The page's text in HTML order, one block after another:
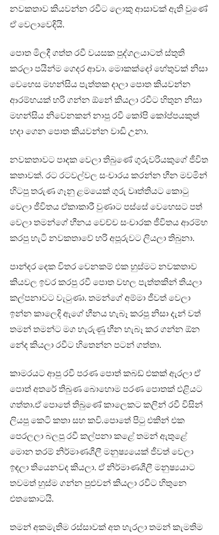
නවකතාව කියවන්න රවීට ලොකු ආසාවක් ඇති වුණේ
ඒ වෙලාවෙදියි.
පොත මිලදී ගත්ත රවී වයසක පුද්ගලයාටත් ස්තුති
කරලා පයින්ම ගෙදර ආවා. මොකක්දෝ හේතුවක් නිසා
වෙහෙස මහන්සිය පැත්තක දාලා පොත කියවන්න
ආරම්භයක් හරි ගන්න ඕනේ කියලා රවීට හිතුන නිසා
මහන්සිය නිවෙනකන් නාපු රවී කෝපි කෝප්පයකුත්
හදා ගෙන පොත කියවන්න වාඩි උනා.
නවකතාවට පාදක වෙලා තිබුණේ ගුරුවරියකුගේ ජීවිත
කතාවක්. රට රටවල්වල සංචාරය කරන්න හීන මවමින්
හිටපු තරුණ ගෑනු ළමයෙක් ගුරු වෘත්තියට කොටු
වෙලා ජීවිතය ඒකාකාරී වුණාට පස්සේ වෙහෙසට පත්
වෙලා තමන්ගේ හීනය වෙච්ච සංචාරක ජීවිතය ආරම්භ
කරපු හැටි නවකතාවේ හරි අපූරුවට ලියලා තිබුනා.
පාන්දර දෙක විතර වෙනකම් එක හුස්මට නවකතාව
කියවල ඉවර කරපු රවී පොත වහල පැත්තකින් තියලා
කල්පනාවට වැටුණා. තමන්ගේ අම්මා ජීවත් වෙලා
ඉන්න කාලෙදි ඇගේ හීනය හැබෑ කරපු නිසා දැන් වත්
තමන් තමන්ට මග හැරුණු හීන හැබෑ කර ගන්න ඕන
නේද කියලා රවීට හිතෙන්න පටන් ගත්තා.
කාමරයට ආපු රවී පරණ පොත් කබඩ් එකක් ඇරලා ඒ
පොත් අතරේ තිබුණ බොහොම පරණ පොතක් එළියට
ගත්තා.ඒ පොතේ තිබුණේ කාලෙකට කලින් රවී විසින්
ලියපු කෙටි කතා සහ කවි.පොතේ පිටු එකින් එක
පෙරලලා බලපු රවී කල්පනා කළේ තමන් ඇතුළේ
මොන තරම් නිර්මාණශීලී මනුෂ්‍යයෙක් ජීවත් වෙලා
ඉඳලා තියෙනවද කියලා. ඒ නිර්මාණශීලී මනුෂ්‍යයාට
තවමත් හුස්ම ගන්න පුළුවන් කියලා රවීට හිතුනෙ
එතකොටයි.
තමන් අකමැතිම රස්සාවක් අත හැරලා තමන් කැමතිම